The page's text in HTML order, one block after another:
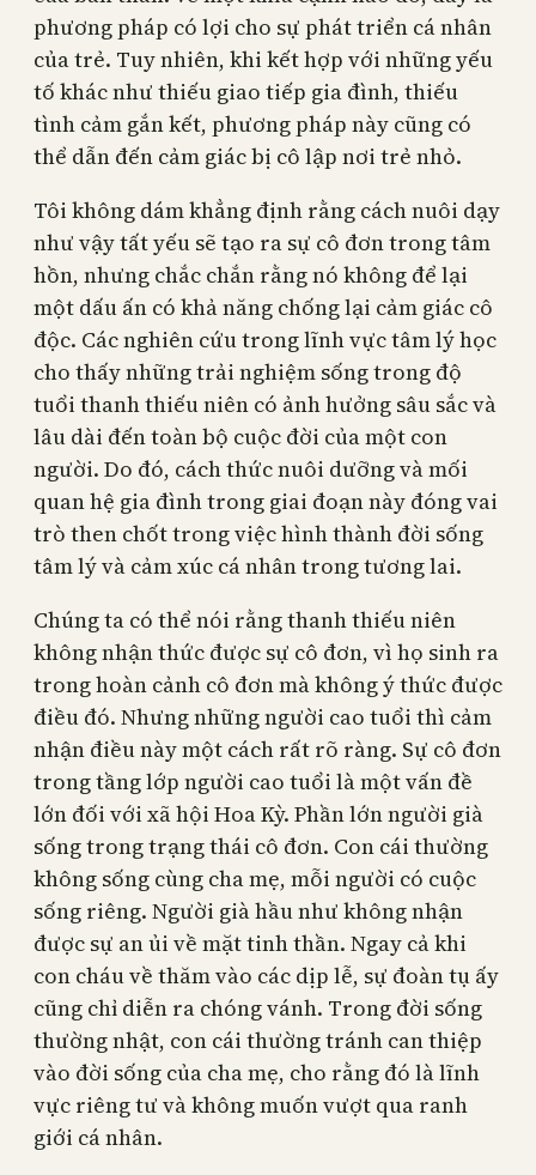
phương pháp có lợi cho sự phát triển cá nhân
của trẻ. Tuy nhiên, khi kết hợp với những yếu
tố khác như thiếu giao tiếp gia đình, thiếu
tình cảm gắn kết, phương pháp này cũng có
thể dẫn đến cảm giác bị cô lập nơi trẻ nhỏ.
Tôi không dám khẳng định rằng cách nuôi dạy
như vậy tất yếu sẽ tạo ra sự cô đơn trong tâm
hồn, nhưng chắc chắn rằng nó không để lại
một dấu ấn có khả năng chống lại cảm giác cô
độc. Các nghiên cứu trong lĩnh vực tâm lý học
cho thấy những trải nghiệm sống trong độ
tuổi thanh thiếu niên có ảnh hưởng sâu sắc và
lâu dài đến toàn bộ cuộc đời của một con
người. Do đó, cách thức nuôi dưỡng và mối
quan hệ gia đình trong giai đoạn này đóng vai
trò then chốt trong việc hình thành đời sống
tâm lý và cảm xúc cá nhân trong tương lai.
Chúng ta có thể nói rằng thanh thiếu niên
không nhận thức được sự cô đơn, vì họ sinh ra
trong hoàn cảnh cô đơn mà không ý thức được
điều đó. Nhưng những người cao tuổi thì cảm
nhận điều này một cách rất rõ ràng. Sự cô đơn
trong tầng lớp người cao tuổi là một vấn đề
lớn đối với xã hội Hoa Kỳ. Phần lớn người già
sống trong trạng thái cô đơn. Con cái thường
không sống cùng cha mẹ, mỗi người có cuộc
sống riêng. Người già hầu như không nhận
được sự an ủi về mặt tinh thần. Ngay cả khi
con cháu về thăm vào các dịp lễ, sự đoàn tụ ấy
cũng chỉ diễn ra chóng vánh. Trong đời sống
thường nhật, con cái thường tránh can thiệp
vào đời sống của cha mẹ, cho rằng đó là lĩnh
vực riêng tư và không muốn vượt qua ranh
giới cá nhân.